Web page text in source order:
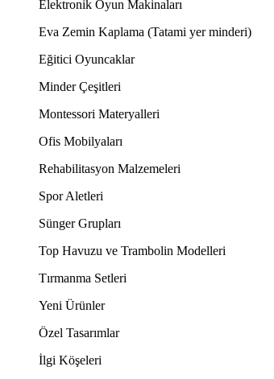
Elektronik Oyun Makinaları
Eva Zemin Kaplama (Tatami yer minderi)
Eğitici Oyuncaklar
Minder Çeşitleri
Montessori Materyalleri
Ofis Mobilyaları
Rehabilitasyon Malzemeleri
Spor Aletleri
Sünger Grupları
Top Havuzu ve Trambolin Modelleri
Tırmanma Setleri
Yeni Ürünler
Özel Tasarımlar
İlgi Köşeleri